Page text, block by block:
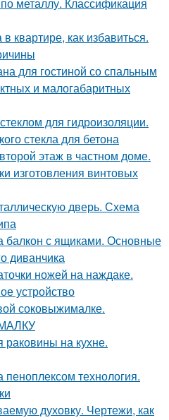
металлу. Классификация
квартире, как избавиться.
для гостиной со спальным
и малогабаритных
для гидроизоляции.
стекла для бетона
этаж в частном доме.
изготовления винтовых
дверь. Схема
балкон с ящиками. Основные
диванчика
ножей на наждаке.
устройство
соковыжималке.
на кухне.
технология.
духовку. Чертежи, как